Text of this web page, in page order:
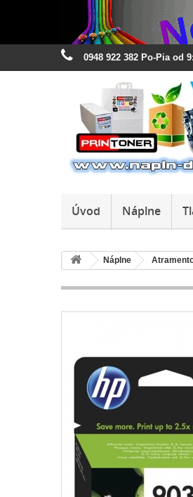
0948 922 382 Po-Pia od
Úvod Náplne
Náplne